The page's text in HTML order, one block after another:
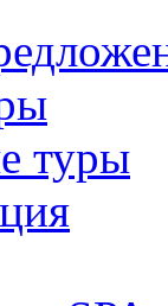
туры